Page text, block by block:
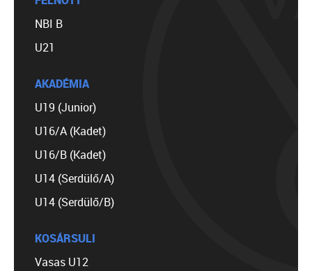
NBI B
U21
AKADÉMIA
U19 (Junior)
U16/A (Kadet)
U16/B (Kadet)
U14 (Serdülő/A)
U14 (Serdülő/B)
KOSÁRSULI
Vasas U12